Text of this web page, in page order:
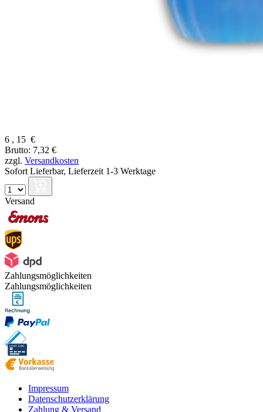
6 , 15 €
Brutto: 7,32 €
zzgl. Versandkosten
Sofort Lieferbar, Lieferzeit 1-3 Werktage
Versand
Zahlungsmöglichkeiten
Zahlungsmöglichkeiten
Impressum
Datenschutzerklärung
Zahlung & Versand